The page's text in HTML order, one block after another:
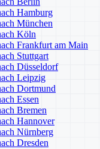
Hamburg
München
Köln
Frankfurt am Main
Stuttgart
Düsseldorf
Leipzig
Dortmund
Essen
Bremen
Hannover
Nürnberg
Dresden